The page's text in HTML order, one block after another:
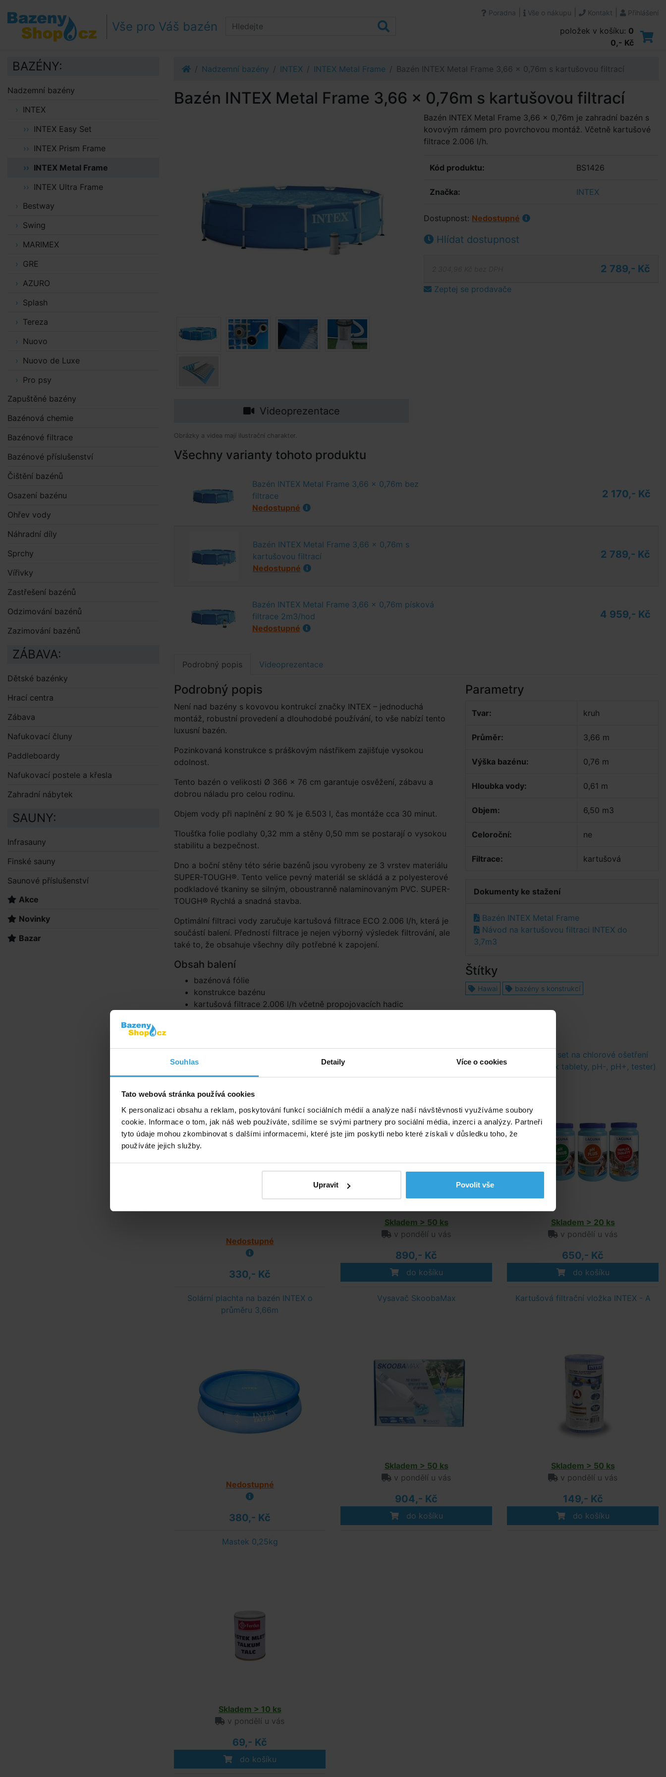
Souhlas Detaily Více o cookies
Tato webová stránka používá cookies
K personalizaci obsahu a reklam, poskytování funkcí sociálních médií a analýze naší návštěvnosti využíváme soubory
cookie. Informace o tom, jak náš web používáte, sdílíme se svými partnery pro sociální média, inzerci a analýzy. Partneři
tyto údaje mohou zkombinovat s dalšími informacemi, které jste jim poskytli nebo které získali v důsledku toho, že
používáte jejich služby.
Upravit Povolit vše
Přejít na obsah
Přejít k postrannímu sloupci
Klávesové zkratky
Vše pro Váš bazén
Poradna Vše o nákupu Kontakt Přihlášení
položek v košíku: 0
0,- Kč
Nadzemní bazény INTEX INTEX Metal Frame Bazén INTEX Metal Frame 3,66 x 0,76m s kartušovou filtrací
Bazén INTEX Metal Frame 3,66 x 0,76m s kartušovou filtrací
Videoprezentace
Obrázky a videa mají ilustrační charakter.
Bazén INTEX Metal Frame 3,66 x 0,76m je zahradní bazén s
kovovým rámem pro povrchovou montáž. Včetně kartušové
filtrace 2.006 l/h.
Kód produktu: BS1426
Značka: INTEX
Dostupnost: Nedostupné
Hlídat dostupnost
2 789,- Kč
Zeptej se prodavače
Všechny varianty tohoto produktu
Bazén INTEX Metal Frame 3,66 x 0,76m bez
filtrace
Nedostupné
2 170,- Kč
Bazén INTEX Metal Frame 3,66 x 0,76m s
kartušovou filtrací
Nedostupné
2 789,- Kč
Bazén INTEX Metal Frame 3,66 x 0,76m písková
filtrace 2m3/hod
Nedostupné
4 959,- Kč
Podrobný popis Videoprezentace
Podrobný popis
Není nad bazény s kovovou kontrukcí značky INTEX – jednoduchá
montáž, robustní provedení a dlouhodobé používání, to vše nabízí tento
luxusní bazén.
Pozinkovaná konstrukce s práškovým nástřikem zajišťuje vysokou
odolnost.
Tento bazén o velikosti Ø 366 × 76 cm garantuje osvěžení, zábavu a
dobrou náladu pro celou rodinu.
Objem vody při naplnění z 90 % je 6.503 l, čas montáže cca 30 minut.
Tloušťka folie podlahy 0,32 mm a stěny 0,50 mm se postarají o vysokou
stabilitu a bezpečnost.
Dno a boční stěny této série bazénů jsou vyrobeny ze 3 vrstev materiálu
SUPER-TOUGH®. Tento velice pevný materiál se skládá a z polyesterové
podkladové tkaniny se silným, oboustranně nalaminovaným PVC. SUPER-
TOUGH® Rychlá a snadná stavba.
Optimální filtraci vody zaručuje kartušová filtrace ECO 2.006 l/h, která je
součástí balení. Předností filtrace je nejen výborný výsledek filtrování, ale
také to, že obsahuje všechny díly potřebné k zapojení.
Obsah balení
bazénová fólie
konstrukce bazénu
kartušová filtrace 2.006 l/h včetně propojovacích hadic
Parametry
Tvar: kruh
Průměr: 3,66 m
Výška bazénu: 0,76 m
Hloubka vody: 0,61 m
Objem: 6,50 m3
Celoroční: ne
Filtrace: kartušová
Dokumenty ke stažení
Bazén INTEX Metal Frame
Návod na kartušovou filtraci INTEX do
3,7m3
Štítky
Hawai bazény s konstrukcí
Nedostupné
330,- Kč
Skladem > 50 ks
v pondělí u vás
890,- Kč
do košíku
II.Základní set na chlorové ošetření
vody (Triplex tablety, pH-, pH+, tester)
Skladem > 20 ks
v pondělí u vás
650,- Kč
do košíku
Solární plachta na bazén INTEX o
průměru 3,66m
Nedostupné
380,- Kč
Vysavač SkoobaMax
Skladem > 50 ks
v pondělí u vás
904,- Kč
do košíku
Kartušová filtrační vložka INTEX - A
Skladem > 50 ks
v pondělí u vás
149,- Kč
do košíku
Mastek 0,25kg
Skladem > 10 ks
v pondělí u vás
69,- Kč
do košíku
BAZÉNY:
Nadzemní bazény
INTEX
INTEX Easy Set
INTEX Prism Frame
INTEX Metal Frame
INTEX Ultra Frame
Bestway
Swing
MARIMEX
GRE
AZURO
Splash
Tereza
Nuovo
Nuovo de Luxe
Pro psy
Zapuštěné bazény
Bazénová chemie
Bazénové filtrace
Bazénové příslušenství
Čištění bazénů
Osazení bazénu
Ohřev vody
Náhradní díly
Sprchy
Vířivky
Zastřešení bazénů
Odzimování bazénů
Zazimování bazénů
ZÁBAVA:
Dětské bazénky
Hrací centra
Zábava
Nafukovací čluny
Paddleboardy
Nafukovací postele a křesla
Zahradní nábytek
SAUNY:
Infrasauny
Finské sauny
Saunové příslušenství
Akce
Novinky
Bazar